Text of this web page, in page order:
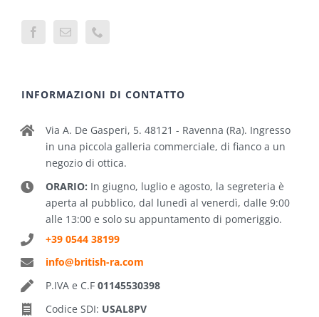
INFORMAZIONI DI CONTATTO
Via A. De Gasperi, 5. 48121 - Ravenna (Ra). Ingresso
in una piccola galleria commerciale, di fianco a un
negozio di ottica.
ORARIO: In giugno, luglio e agosto, la segreteria è
aperta al pubblico, dal lunedì al venerdì, dalle 9:00
alle 13:00 e solo su appuntamento di pomeriggio.
+39 0544 38199
info@british-ra.com
P.IVA e C.F 01145530398
Codice SDI: USAL8PV